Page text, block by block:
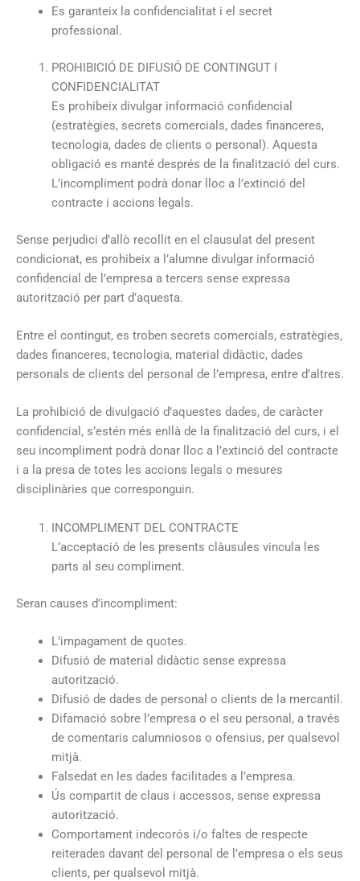
Es garanteix la confidencialitat i el secret
professional.
PROHIBICIÓ DE DIFUSIÓ DE CONTINGUT I
CONFIDENCIALITAT
Es prohibeix divulgar informació confidencial
(estratègies, secrets comercials, dades financeres,
tecnologia, dades de clients o personal). Aquesta
obligació es manté després de la finalització del curs.
L’incompliment podrà donar lloc a l’extinció del
contracte i accions legals.
Sense perjudici d’allò recollit en el clausulat del present
condicionat, es prohibeix a l’alumne divulgar informació
confidencial de l’empresa a tercers sense expressa
autorització per part d’aquesta.
Entre el contingut, es troben secrets comercials, estratègies,
dades financeres, tecnologia, material didàctic, dades
personals de clients del personal de l’empresa, entre d’altres.
La prohibició de divulgació d’aquestes dades, de caràcter
confidencial, s’estén més enllà de la finalització del curs, i el
seu incompliment podrà donar lloc a l’extinció del contracte
i a la presa de totes les accions legals o mesures
disciplinàries que corresponguin.
INCOMPLIMENT DEL CONTRACTE
L’acceptació de les presents clàusules vincula les
parts al seu compliment.
Seran causes d’incompliment:
L’impagament de quotes.
Difusió de material didàctic sense expressa
autorització.
Difusió de dades de personal o clients de la mercantil.
Difamació sobre l’empresa o el seu personal, a través
de comentaris calumniosos o ofensius, per qualsevol
mitjà.
Falsedat en les dades facilitades a l’empresa.
Ús compartit de claus i accessos, sense expressa
autorització.
Comportament indecorós i/o faltes de respecte
reiterades davant del personal de l’empresa o els seus
clients, per qualsevol mitjà.